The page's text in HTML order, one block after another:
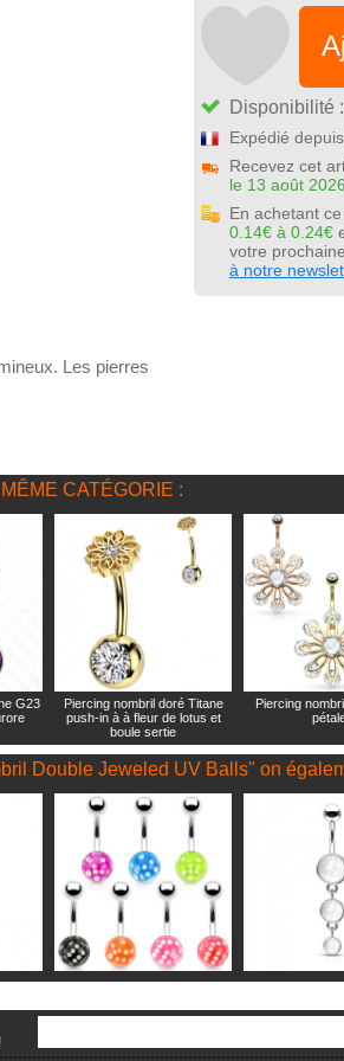
Disponibilité :
Expédié
Recevez cet
le 13 août 2026.
En achetant
0.14€ à 0.24€
votre
à notre
Les pierres
CATÉGORIE :
G23
Piercing nombril doré Titane
push-in à à fleur de lotus et
boule sertie
Piercing
Double Jeweled UV Balls" on